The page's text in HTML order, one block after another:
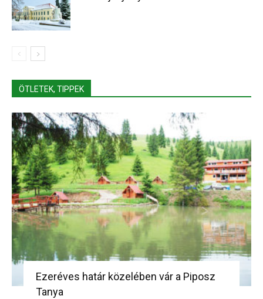
ÖTLETEK, TIPPEK
Ezeréves határ közelében vár a Piposz
Tanya